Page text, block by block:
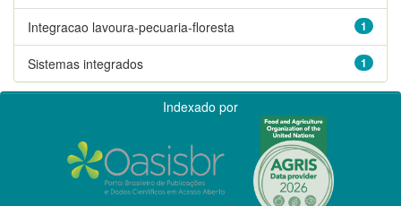
1
Integracao lavoura-pecuaria-floresta
1
Sistemas integrados
Indexado por